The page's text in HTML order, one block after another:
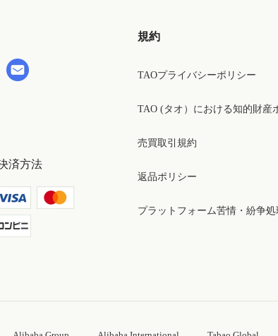
済方法
規約
TAOプライバシーポリシー
TAO (タオ）における知的財産
売買取引規約
返品ポリシー
プラットフォーム苦情・紛争処